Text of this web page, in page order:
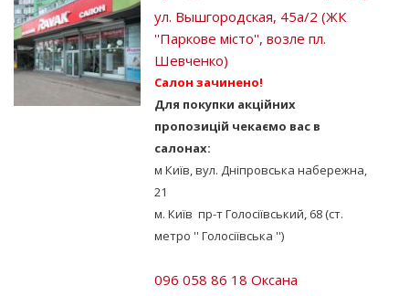
ул. Вышгородская, 45а/2 (ЖК
''Паркове місто'', возле пл.
Шевченко)
Салон зачинено!
Для покупки акційних
пропозицій чекаємо вас в
салонах:
м Київ, вул. Дніпровська набережна,
21
м. Київ пр-т Голосіївський, 68 (ст.
метро '' Голосіївська '')
096 058 86 18 Оксана